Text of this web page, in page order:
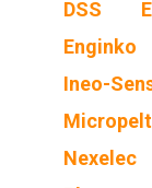
DSS
Enginko
Ineo-
Micropelt
Nexelec